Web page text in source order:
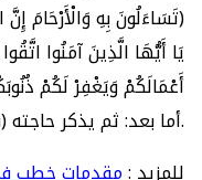
تَسَاءَلُونَ بِهِ وَالْأَرْحَامَ إِنَّ اللَّهَ كَانَ عَلَيْكُمْ رَقِيباً)
أَعْمَالَكُمْ وَيَغْفِرْ لَكُمْ
فَوْزاً عَظِيماً) أما بعد: ثم يذكر حاجته.
للمزيد :مقدمات خطب